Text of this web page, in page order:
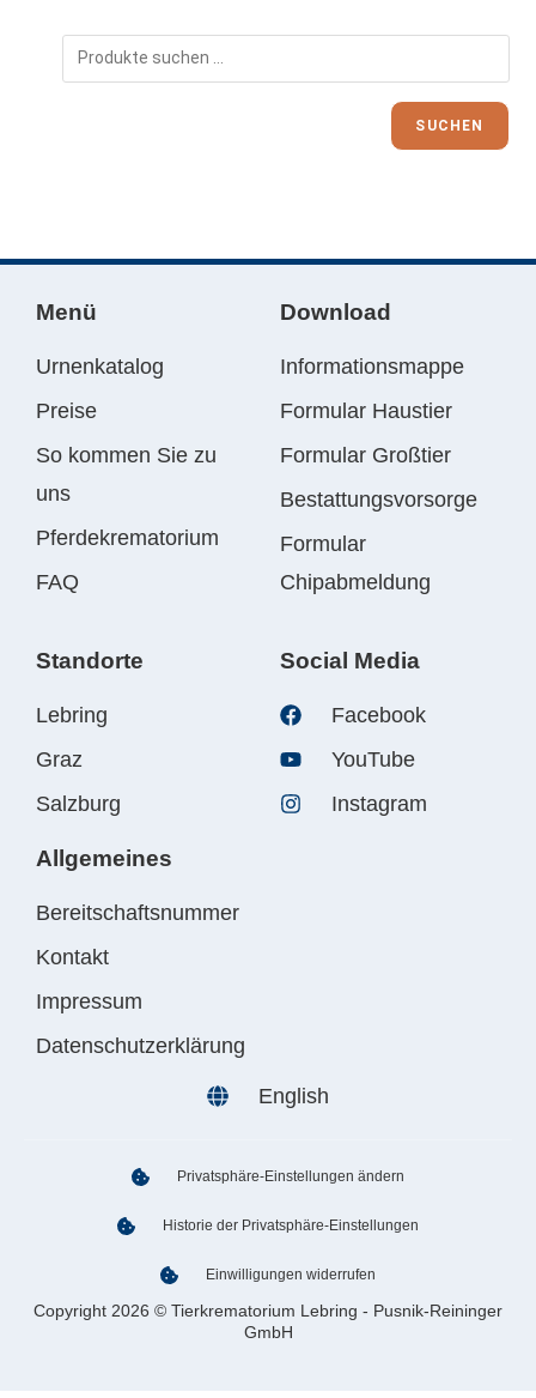
SUCHEN
Menü
Urnenkatalog
Preise
So kommen Sie zu
uns
Pferdekrematorium
FAQ
Download
Informationsmappe
Formular Haustier
Formular Großtier
Bestattungsvorsorge
Formular
Chipabmeldung
Standorte
Lebring
Graz
Salzburg
Social Media
Facebook
YouTube
Instagram
Allgemeines
Bereitschaftsnummer
Kontakt
Impressum
Datenschutzerklärung
English
Privatsphäre-Einstellungen ändern
Historie der Privatsphäre-Einstellungen
Einwilligungen widerrufen
Copyright 2026 © Tierkrematorium Lebring - Pusnik-Reininger
GmbH